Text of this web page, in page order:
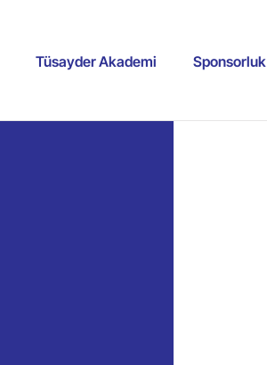
Tüsayder Akademi Sponsorluk